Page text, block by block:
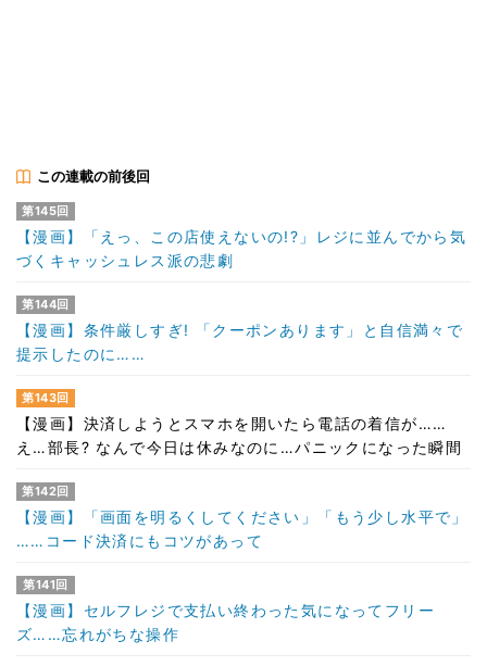
この連載の前後回
第145回
【漫画】「えっ、この店使えないの!?」レジに並んでから気
づくキャッシュレス派の悲劇
第144回
【漫画】条件厳しすぎ! 「クーポンあります」と自信満々で
提示したのに……
第143回
【漫画】決済しようとスマホを開いたら電話の着信が……
え…部長? なんで今日は休みなのに…パニックになった瞬間
第142回
【漫画】「画面を明るくしてください」「もう少し水平で」
……コード決済にもコツがあって
第141回
【漫画】セルフレジで支払い終わった気になってフリー
ズ……忘れがちな操作